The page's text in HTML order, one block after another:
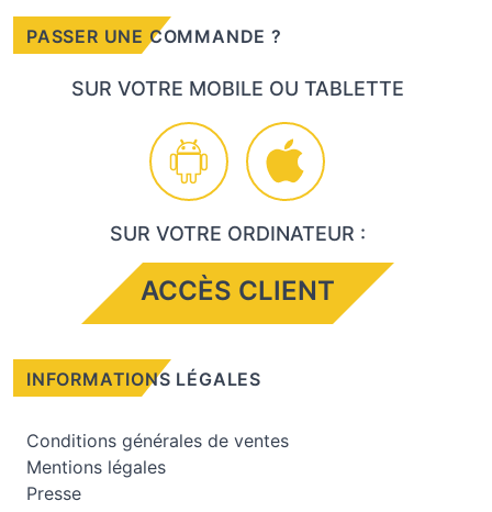
PASSER UNE COMMANDE ?
SUR VOTRE MOBILE OU TABLETTE
SUR VOTRE ORDINATEUR :
ACCÈS CLIENT
INFORMATIONS LÉGALES
Conditions générales de ventes
Mentions légales
Presse